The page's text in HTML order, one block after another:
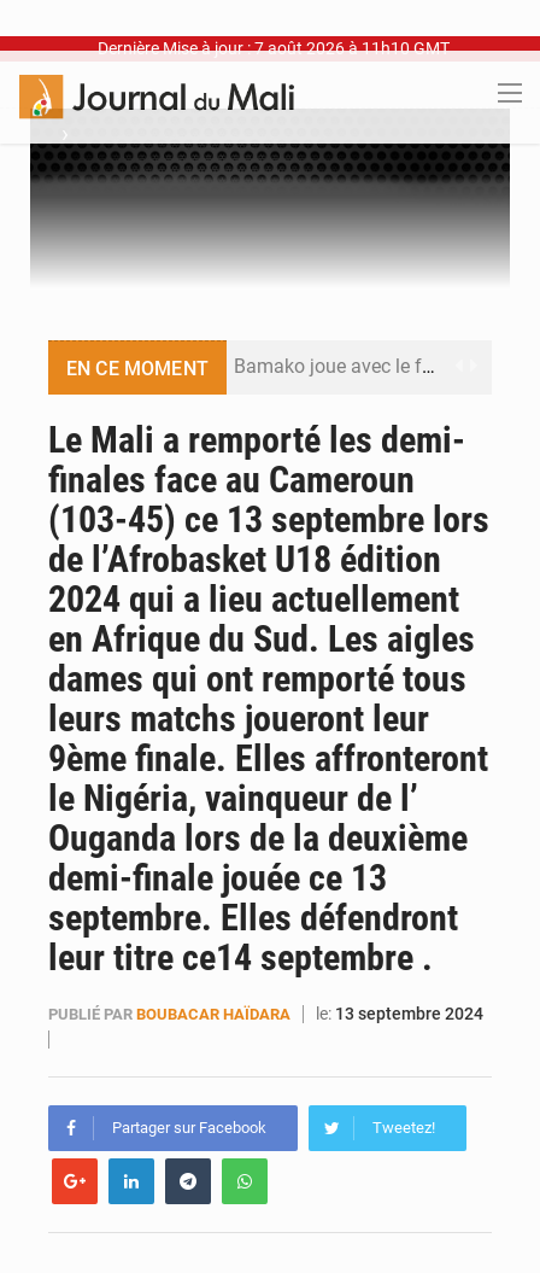
Dernière Mise à jour : 7 août 2026 à 11h10 GMT
›
EN CE MOMENT Bamako joue avec le feu
Ports ouest-africains : la bataille du fret sahélien
AfroBasket U18 : Le Mali défend sa double couronne à Abidjan
Le Mali a remporté les demi-
finales face au Cameroun
(103-45) ce 13 septembre lors
de l’Afrobasket U18 édition
2024 qui a lieu actuellement
en Afrique du Sud. Les aigles
dames qui ont remporté tous
leurs matchs joueront leur
9ème finale. Elles affronteront
le Nigéria, vainqueur de l’
Ouganda lors de la deuxième
demi-finale jouée ce 13
septembre. Elles défendront
leur titre ce14 septembre .
PUBLIÉ PAR BOUBACAR HAÏDARA le: 13 septembre 2024
Partager sur Facebook Tweetez!